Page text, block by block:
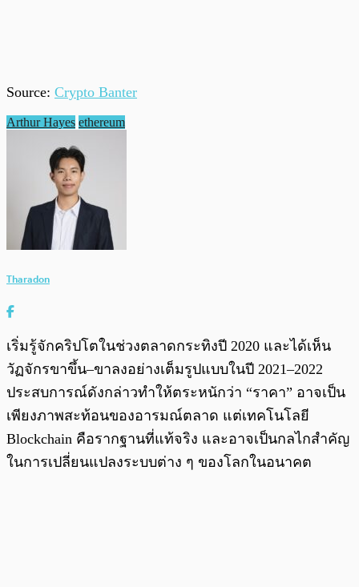
Source: Crypto Banter
Arthur Hayes ethereum
Tharadon
เริ่มรู้จักคริปโตในช่วงตลาดกระทิงปี 2020 และได้เห็น
วัฏจักรขาขึ้น–ขาลงอย่างเต็มรูปแบบในปี 2021–2022
ประสบการณ์ดังกล่าวทำให้ตระหนักว่า “ราคา” อาจเป็น
เพียงภาพสะท้อนของอารมณ์ตลาด แต่เทคโนโลยี
Blockchain คือรากฐานที่แท้จริง และอาจเป็นกลไกสำคัญ
ในการเปลี่ยนแปลงระบบต่าง ๆ ของโลกในอนาคต